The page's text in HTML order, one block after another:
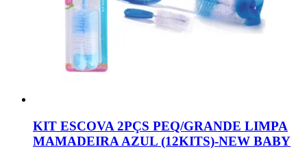
KIT ESCOVA 2PÇS PEQ/GRANDE LIMPA
MAMADEIRA AZUL (12KITS)-NEW BABY